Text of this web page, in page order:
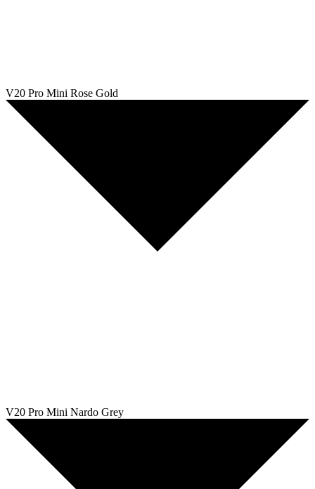
V20 Pro Mini Rose Gold
V20 Pro Mini Nardo Grey